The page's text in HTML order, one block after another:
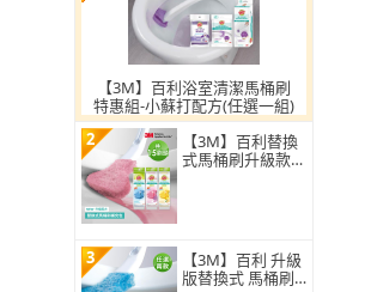
【3M】百利浴室清潔馬桶刷
特惠組-小蘇打配方(任選一組)
2
【3M】百利替換
式馬桶刷升級款
3
【3M】百利 升級
版替換式 馬桶刷